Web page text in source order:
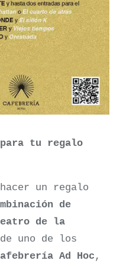
para tu regalo
un regalo
de
de la
uno de los
Ad Hoc ,